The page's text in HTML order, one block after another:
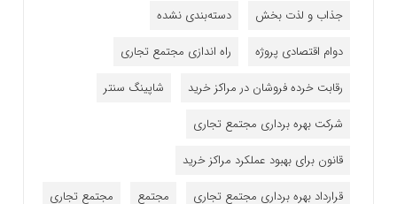
جذاب و لذت بخش
دسته‌بندی نشده
دوام اقتصادی پروژه
راه اندازی مجتمع تجاری
رقابت خرده فروشان در مراکز خرید
شاپینگ سنتر
شرکت بهره برداری مجتمع تجاری
قانون برای بهبود عملکرد مراکز خرید
قرارداد بهره برداری مجتمع تجاری
مجتمع
مجتمع تجاری